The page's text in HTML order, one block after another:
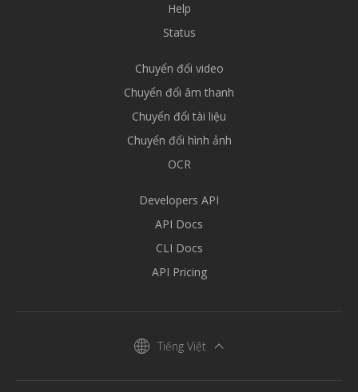
Help
Status
Chuyển đổi video
Chuyển đổi âm thanh
Chuyển đổi tài liệu
Chuyển đổi hình ảnh
OCR
Developers API
API Docs
CLI Docs
API Pricing
Tiếng Việt